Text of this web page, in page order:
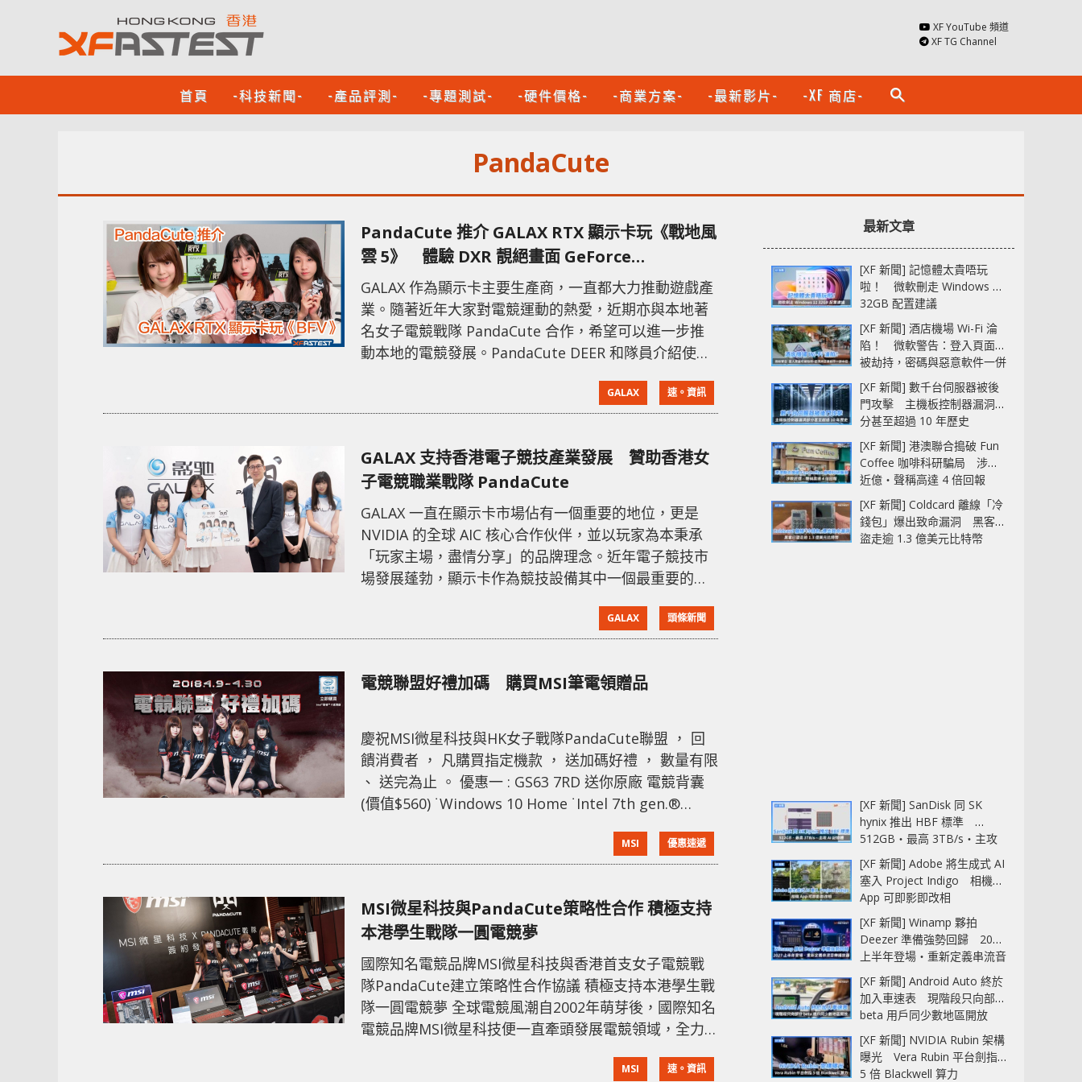
XF YouTube 頻道
XF TG Channel
首頁 -科技新聞- -產品評測- -專題測試- -硬件價格- -商業方案- -最新影片- -XF 商店- search
PandaCute
PandaCute 推介 GALAX RTX 顯示卡玩《戰地風
雲 5》 體驗 DXR 靚絕畫面 GeForce
Experience 直播更容易
GALAX 作為顯示卡主要生產商，一直都大力推動遊戲產
業。隨著近年大家對電競運動的熱愛，近期亦與本地著
名女子電競戰隊 PandaCute 合作，希望可以進一步推
動本地的電競發展。PandaCute DEER 和隊員介紹使用
卡玩《戰地風雲 5》，借此表達出GALAX 專為遊戲玩家
匠心打造的旗艦級產品之各項特別優點 。如果你想要完
首度推出的 DXR 光線追蹤技術體驗未
GALAX 速。資訊
GALAX 支持香港電子競技產業發展 贊助香港女
子電競職業戰隊 PandaCute
GALAX 一直在顯示卡市場佔有一個重要的地位，更是
NVIDIA 的全球 AIC 核心合作伙伴，並以玩家為本秉承
「玩家主場，盡情分享」的品牌理念。近年電子競技市
場發展蓬勃，顯示卡作為競技設備其中一個最重要的元
上，更是中國電子競技職業戰隊 Team WE 的贊助商。
為了幫助香港業界有更多資源，GALAX 宣佈將成為香港
的電競產業注入一股新動力。 事實上 GALAX 與 Pa
GALAX 頭條新聞
電競聯盟好禮加碼 購買MSI筆電領贈品
慶祝MSI微星科技與HK女子戰隊PandaCute聯盟 ， 回
饋消費者 ， 凡購買指定機款 ， 送加碼好禮 ， 數量有限
、 送完為止 。 優惠一 : GS63 7RD 送你原廠 電競背囊
(價值$560) ˙Windows 10 Home ˙Intel 7th gen.®
˙15.6吋Full HD (1920x1080),IPS等級防眩光霧面護眼螢
幕 ˙獨家Cooler Boost Trinity
MSI 優惠速遞
MSI微星科技與PandaCute策略性合作 積極支持
本港學生戰隊一圓電競夢
國際知名電競品牌MSI微星科技與香港首支女子電競戰
隊PandaCute建立策略性合作協議 積極支持本港學生戰
隊一圓電競夢 全球電競風潮自2002年萌芽後，國際知名
電競品牌MSI微星科技便一直牽頭發展電競領域，全力
CS：GO世界冠軍的Fnatic和奪得《爐石戰記》世界錦標
MSI 速。資訊
最新文章
[XF 新聞] 記憶體太貴唔玩
啦！ 微軟刪走 Windows 11
32GB 配置建議
[XF 新聞] 酒店機場 Wi-Fi 淪
陷！ 微軟警告：登入頁面可
被劫持，密碼與惡意軟件一併
中招
[XF 新聞] 數千台伺服器被後
門攻擊 主機板控制器漏洞部
分甚至超過 10 年歷史
[XF 新聞] 港澳聯合搗破 Fun
Coffee 咖啡科研騙局 涉款
近億‧聲稱高達 4 倍回報
[XF 新聞] Coldcard 離線「冷
錢包」爆出致命漏洞 黑客已
盜走逾 1.3 億美元比特幣
[XF 新聞] SanDisk 同 SK
hynix 推出 HBF 標準
512GB‧最高 3TB/s‧主攻
AI 記憶體
[XF 新聞] Adobe 將生成式 AI
塞入 Project Indigo 相機
App 可即影即改相
[XF 新聞] Winamp 夥拍
Deezer 準備強勢回歸 2027
上半年登場‧重新定義串流音
樂播放器
[XF 新聞] Android Auto 終於
加入車速表 現階段只向部分
beta 用戶同少數地區開放
[XF 新聞] NVIDIA Rubin 架構
曝光 Vera Rubin 平台劍指
5 倍 Blackwell 算力